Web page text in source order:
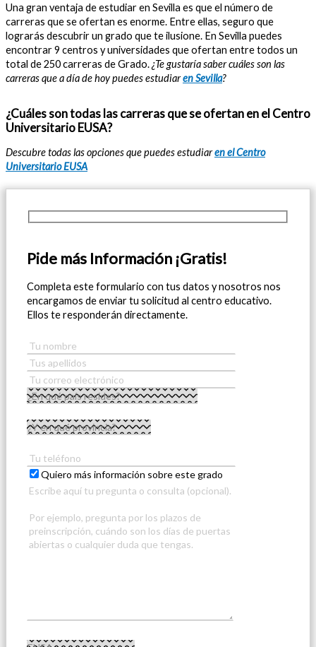
Una gran ventaja de estudiar en Sevilla es que el número de
carreras que se ofertan es enorme. Entre ellas, seguro que
lograrás descubrir un grado que te ilusione. En Sevilla puedes
encontrar 9 centros y universidades que ofertan entre todos un
total de 250 carreras de Grado.¿Te gustaría saber cuáles son las
carreras que a día de hoy puedes estudiaren Sevilla?
¿Cuáles son todas las carreras que se ofertan en el Centro
Universitario EUSA?
Descubre todas las opciones que puedes estudiaren el Centro
Universitario EUSA
Pide más Información ¡Gratis!
Completa este formulario con tus datos y nosotros nos
encargamos de enviar tu solicitud al centro educativo.
Ellos te responderán directamente.
Quiero más información sobre este grado